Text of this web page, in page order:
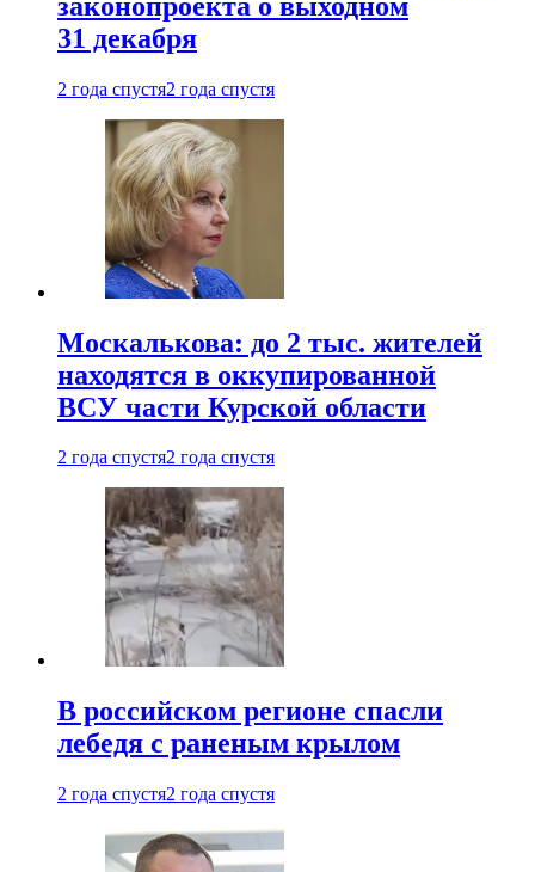
31 декабря
2 года спустя2 года спустя
Москалькова: до 2 тыс. жителей
находятся в оккупированной
ВСУ части Курской области
2 года спустя2 года спустя
В российском регионе спасли
лебедя с раненым крылом
2 года спустя2 года спустя